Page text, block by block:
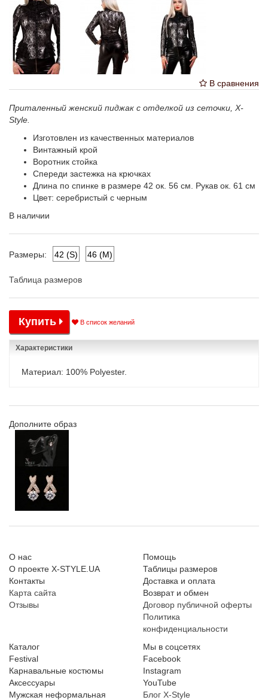
В сравнения
Приталенный женский пиджак с отделкой из сеточки, X-
Style.
Изготовлен из качественных материалов
Винтажный крой
Воротник стойка
Спереди застежка на крючках
Длина по спинке в размере 42 ок. 56 см. Рукав ок. 61 см
Цвет: серебристый с черным
В наличии
Размеры: 42 (S) 46 (M)
Таблица размеров
Купить В список желаний
Характеристики
Материал: 100% Polyester.
Дополните образ
О нас
О проекте X-STYLE.UA
Контакты
Карта сайта
Отзывы
Помощь
Таблицы размеров
Доставка и оплата
Возврат и обмен
Договор публичной оферты
Политика
конфиденциальности
Каталог
Festival
Карнавальные костюмы
Аксессуары
Мужская неформальная
Мы в соцсетях
Facebook
Instagram
YouTube
Блог X-Style